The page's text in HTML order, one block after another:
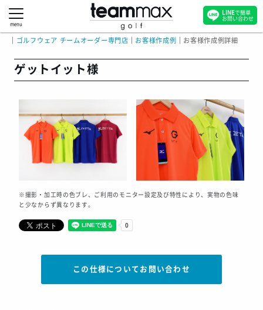
menu
ゴルフウェア チームオーダー専門店 お客様作成例 お客様作成例詳細
ゲットイット様
※撮影・加工時の色ブレ、ご利用のモニター設定及び特性により、実物の色味
と少なからず異なります。
この仕様についてお問い合わせ
LINEで簡単
お問い合わせ